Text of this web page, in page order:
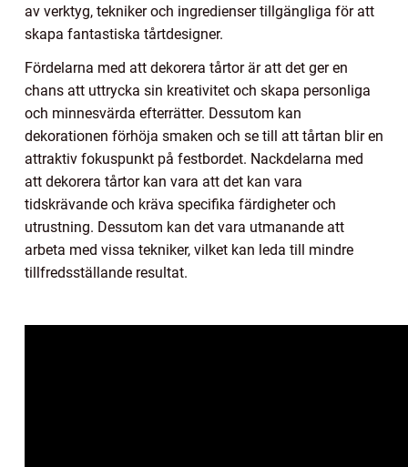
av verktyg, tekniker och ingredienser tillgängliga för att
skapa fantastiska tårtdesigner.
Fördelarna med att dekorera tårtor är att det ger en
chans att uttrycka sin kreativitet och skapa personliga
och minnesvärda efterrätter. Dessutom kan
dekorationen förhöja smaken och se till att tårtan blir en
attraktiv fokuspunkt på festbordet. Nackdelarna med
att dekorera tårtor kan vara att det kan vara
tidskrävande och kräva specifika färdigheter och
utrustning. Dessutom kan det vara utmanande att
arbeta med vissa tekniker, vilket kan leda till mindre
tillfredsställande resultat.